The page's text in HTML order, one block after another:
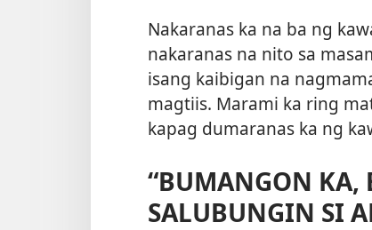
Nakaranas ka na ba ng
nakaranas na nito sa
isang kaibigan na
magtiis. Marami ka ring
kapag dumaranas ka ng
“BUMANGON KA,
SALUBUNGIN SI